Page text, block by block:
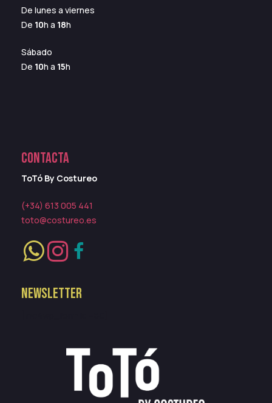
De lunes a viernes
De 10h a 18h
Sábado
De 10h a 15h
CONTACTA
ToTó By Costureo
(+34) 613 005 441
toto@costureo.es
NEWSLETTER